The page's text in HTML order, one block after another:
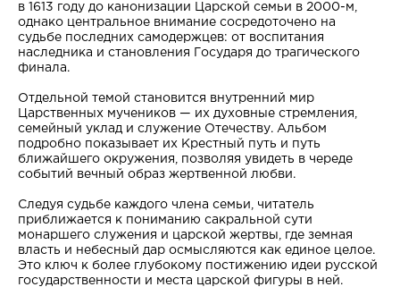
в 1613 году до канонизации Царской семьи в 2000-м,
однако центральное внимание сосредоточено на
судьбе последних самодержцев: от воспитания
наследника и становления Государя до трагического
финала.
Отдельной темой становится внутренний мир
Царственных мучеников — их духовные стремления,
семейный уклад и служение Отечеству. Альбом
подробно показывает их Крестный путь и путь
ближайшего окружения, позволяя увидеть в череде
событий вечный образ жертвенной любви.
Следуя судьбе каждого члена семьи, читатель
приближается к пониманию сакральной сути
монаршего служения и царской жертвы, где земная
власть и небесный дар осмысляются как единое целое.
Это ключ к более глубокому постижению идеи русской
государственности и места царской фигуры в ней.